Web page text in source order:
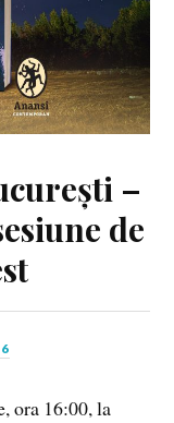
–
de
ora 16:00, la